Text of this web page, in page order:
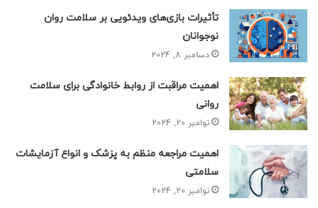
تأثیرات بازی‌های ویدئویی بر سلامت روان
نوجوانان
دسامبر 8, 2024
اهمیت مراقبت از روابط خانوادگی برای سلامت
روانی
نوامبر 20, 2024
اهمیت مراجعه منظم به پزشک و انواع آزمایشات
سلامتی
نوامبر 20, 2024